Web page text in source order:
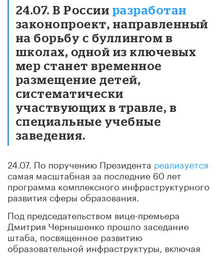
24.07. В России разработан
законопроект, направленный
на борьбу с буллингом в
школах, одной из ключевых
мер станет временное
размещение детей,
систематически
участвующих в травле, в
специальные учебные
заведения.
24.07. По поручению Президента реализуется
самая масштабная за последние 60 лет
программа комплексного инфраструктурного
развития сферы образования.
Под председательством вице-премьера
Дмитрия Чернышенко прошло заседание
штаба, посвященное развитию
образовательной инфраструктуры, включая